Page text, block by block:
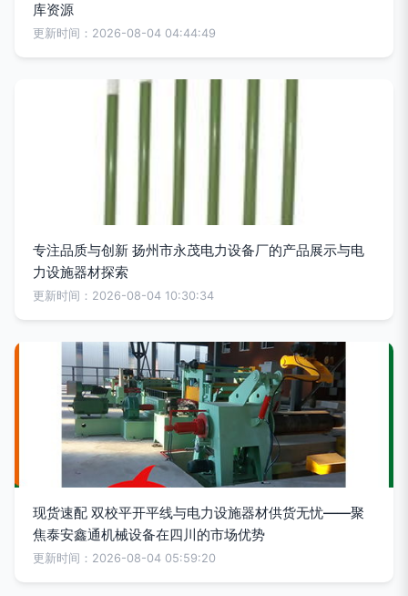
库资源
更新时间：2026-08-04 04:44:49
专注品质与创新 扬州市永茂电力设备厂的产品展示与电
力设施器材探索
更新时间：2026-08-04 10:30:34
现货速配 双校平开平线与电力设施器材供货无忧——聚
焦泰安鑫通机械设备在四川的市场优势
更新时间：2026-08-04 05:59:20